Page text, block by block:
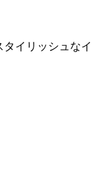
イリッシュなイ